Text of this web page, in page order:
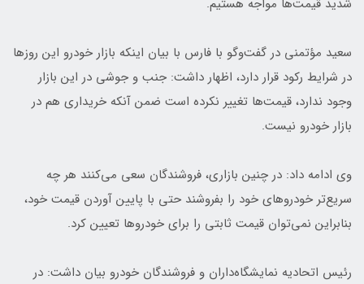
شدید قیمت‌ها مواجه هستیم.
سعید مؤتمنی در گفت‌وگو با فارس با بیان اینکه بازار خودرو این روزها
در شرایط رکود قرار دارد، اظهار داشت: جنب و جوشی در این بازار
وجود ندارد،‌ قیمت‌ها تغییر نکرده است ضمن آنکه ‌خریداری هم در
بازار خودرو نیست.
وی ادامه داد: در چنین بازاری، فروشندگان سعی می‌کنند هر چه
سریع‌تر خودروهای خود را بفروشند حتی با پایین آوردن قیمت خود،‌
بنابراین نمی‌توان قیمت ثابتی را برای خودروها تعیین کرد.
رئیس اتحادیه نمایشگاه‌داران و فروشندگان خودرو بیان داشت: در